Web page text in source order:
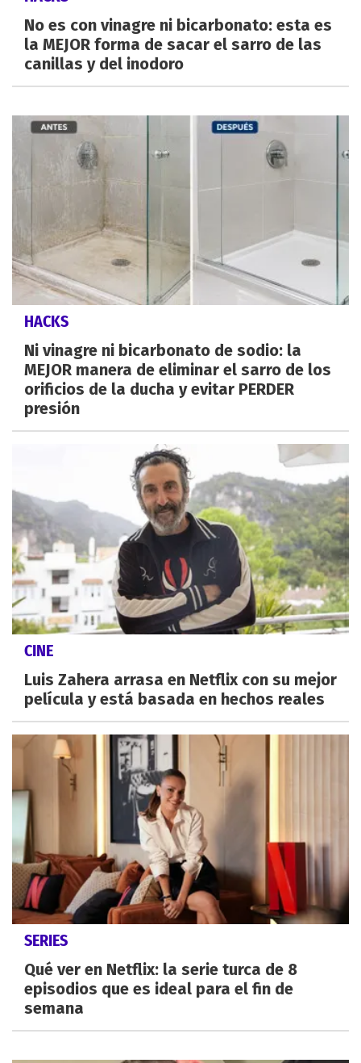
No es con vinagre ni bicarbonato: esta es
la MEJOR forma de sacar el sarro de las
canillas y del inodoro
HACKS
Ni vinagre ni bicarbonato de sodio: la
MEJOR manera de eliminar el sarro de los
orificios de la ducha y evitar PERDER
presión
CINE
Luis Zahera arrasa en Netflix con su mejor
película y está basada en hechos reales
SERIES
Qué ver en Netflix: la serie turca de 8
episodios que es ideal para el fin de
semana